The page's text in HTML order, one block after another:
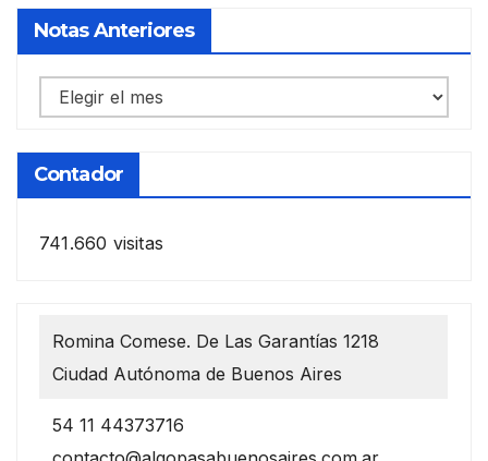
Notas Anteriores
Notas
anteriores
Contador
741.660 visitas
Romina Comese. De Las Garantías 1218
Ciudad Autónoma de Buenos Aires
54 11 44373716